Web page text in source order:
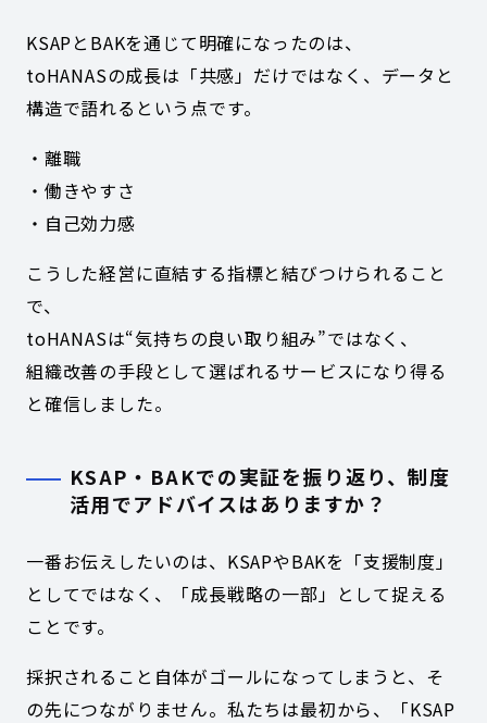
KSAPとBAKを通じて明確になったのは、
toHANASの成長は「共感」だけではなく、データと
構造で語れるという点です。
・離職
・働きやすさ
・自己効力感
こうした経営に直結する指標と結びつけられること
で、
toHANASは“気持ちの良い取り組み”ではなく、
組織改善の手段として選ばれるサービスになり得る
と確信しました。
KSAP・BAKでの実証を振り返り、制度
活用でアドバイスはありますか？
一番お伝えしたいのは、KSAPやBAKを「支援制度」
としてではなく、「成長戦略の一部」として捉える
ことです。
採択されること自体がゴールになってしまうと、そ
の先につながりません。私たちは最初から、「KSAP